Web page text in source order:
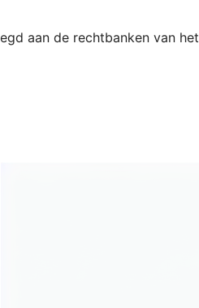
aan de rechtbanken van het